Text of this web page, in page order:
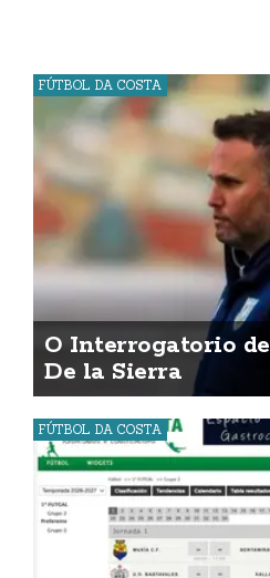
FÚTBOL DA COSTA
O Interrogatorio de
De la Sierra
FÚTBOL DA COSTA